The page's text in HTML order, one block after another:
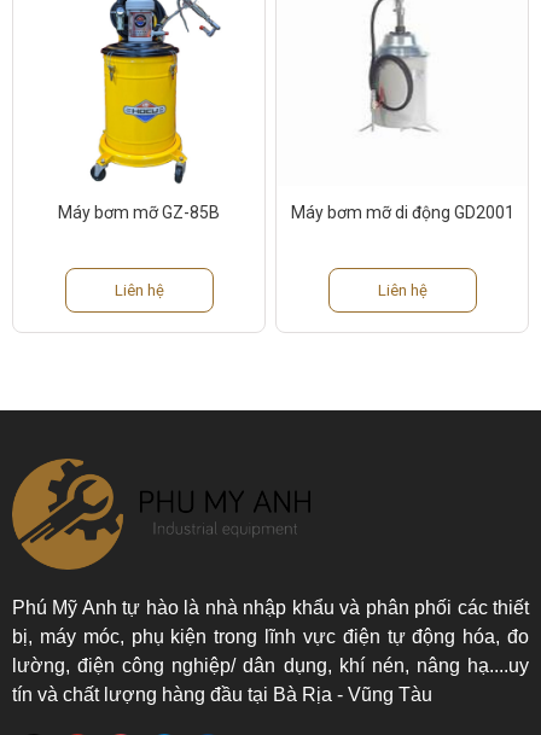
Máy bơm mỡ GZ-85B
Liên hệ
Máy bơm mỡ di động GD2001
Liên hệ
Phú Mỹ Anh tự hào là nhà nhập khẩu và phân phối các thiết
bị, máy móc, phụ kiện trong lĩnh vực điện tự động hóa, đo
lường, điện công nghiệp/ dân dụng, khí nén, nâng hạ....uy
tín và chất lượng hàng đầu tại Bà Rịa - Vũng Tàu